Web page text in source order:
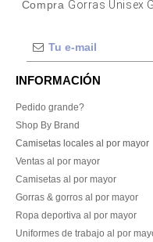
Compra Gorras Unisex
INFORMACIÓN
Pedido grande?
Shop By Brand
Camisetas locales al por mayor
Ventas al por mayor
Camisetas al por mayor
Gorras & gorros al por mayor
Ropa deportiva al por mayor
Uniformes de trabajo al por